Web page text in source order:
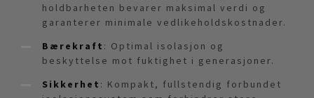
holdbarheten bevarer maksimal verdi og
garanterer minimale vedlikeholdskostnader.
Bærekraft : Optimal isolasjon og
beskyttelse mot fuktighet i generasjoner.
Sikkerhet : Kompakt, fullstendig forbundet